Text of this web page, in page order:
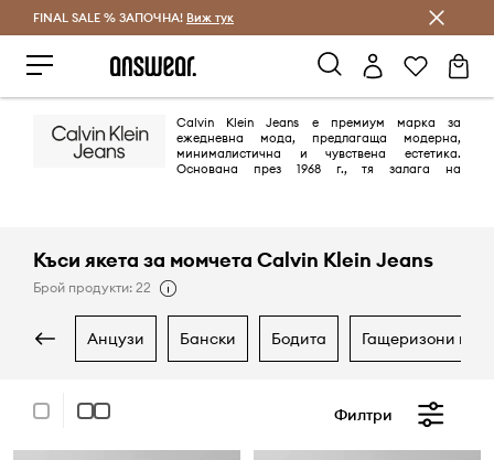
Спестявай с Answear Club
FINAL SALE % ЗАПОЧНА! Виж тук
Calvin Klein Jeans е премиум марка за
ежедневна мода, предлагаща модерна,
минималистична и чувствена естетика.
Основана през 1968 г., тя залага на
Къси якета за момчета Calvin Klein Jeans
Брой продукти: 22
анцузи бански бодита гащеризони и
Филтри